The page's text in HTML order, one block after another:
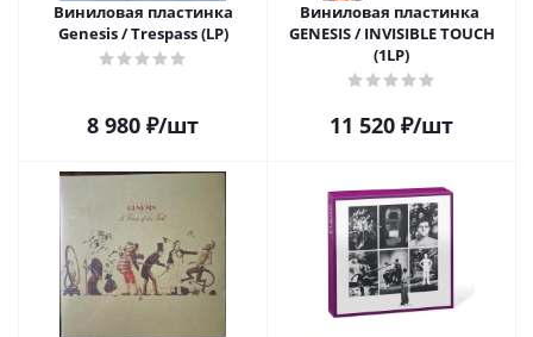
Виниловая пластинка
Genesis / Trespass (LP)
8 980 ₽/шт
Виниловая пластинка
GENESIS / INVISIBLE TOUCH
(1LP)
11 520 ₽/шт